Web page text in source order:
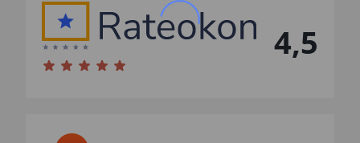
4,5